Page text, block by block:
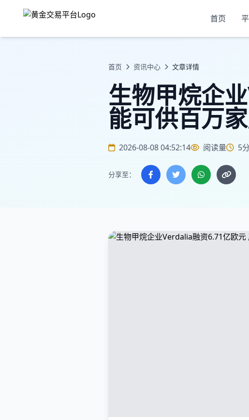
首页
首页 资讯中心 文章详情
生物甲烷企
能可供百万
2026-08-08 04:52:14 阅读量 5
分享至：